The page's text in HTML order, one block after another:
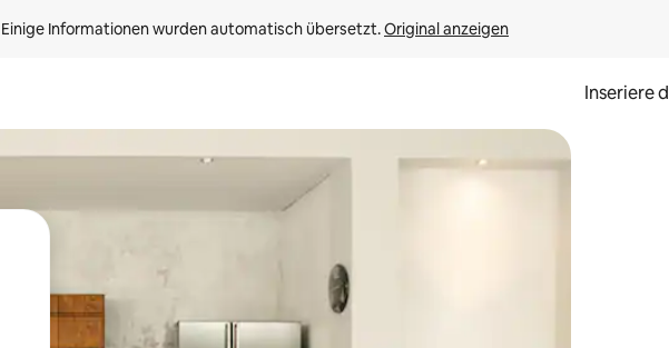
Einige Informationen wurden automatisch übersetzt. Original anzeigen
Inseriere